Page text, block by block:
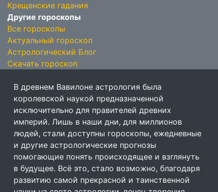
Крещенские гадания
Другие гороскопы
Все гороскопы
Актуальный гороскоп
Астрологический Блог
Скачать гороскоп
В древнем Вавилоне астрология была
королевской наукой предназначенной
исключительно для правителей древних
империй. Лишь в наши дни, для миллионов
людей, стали доступны гороскопы, ежедневные
и другие астрологические прогнозы
помогающие понять происходящее и взглянуть
в будущее. Всё это, стало возможно, благодаря
развитию самой прекрасной и таинственной